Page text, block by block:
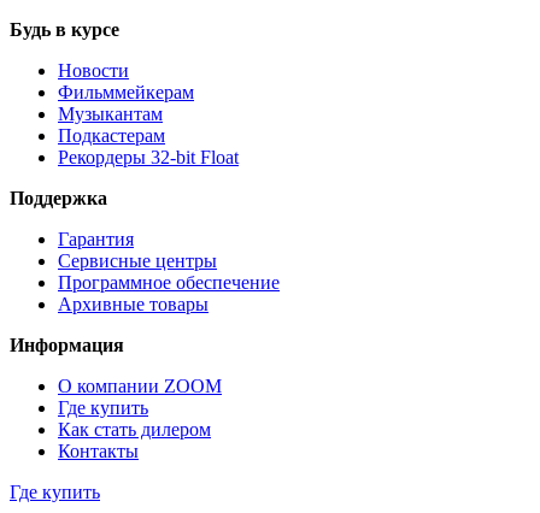
Будь в курсе
Новости
Фильммейкерам
Музыкантам
Подкастерам
Рекордеры 32‑bit Float
Поддержка
Гарантия
Сервисные центры
Программное обеспечение
Архивные товары
Информация
О компании ZOOM
Где купить
Как стать дилером
Контакты
Где купить